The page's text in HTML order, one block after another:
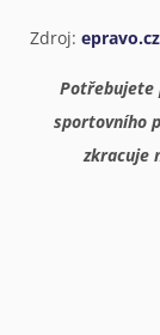
Zdroj: epravo.cz
Potřebujete
sportovního
zkracuje